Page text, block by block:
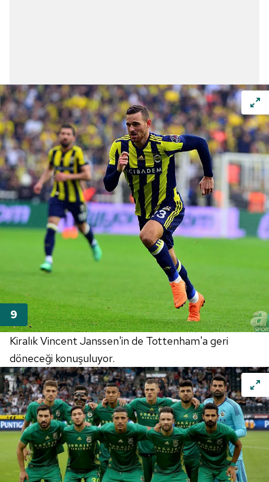
Çerezlere ilişkin tercihlerinizi aşağıda yer alan panel
vasıtasıyla belirleyebilirsiniz. Çerezlere ilişkin detaylı bilgi
için Ayarlar butonuna tıklayabilir,Çerez Bilgilendirme
Metnimiziziyaret edebilirsiniz.
6698 sayılı Kişisel Verilerin Korunması Kanunu uyarınca
hazırlanmış Aydınlatma Metnimizi okumak ve sitemizde
ilgili mevzuata uygun olarak kullanılan çerezlerle ilgili bilgi
almak için lütfentıklayınız.
Kiralık Vincent Janssen'in de Tottenham'a geri
döneceği konuşuluyor.